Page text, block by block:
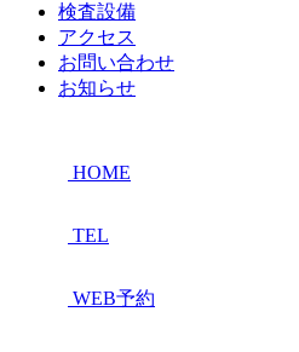
検査設備
アクセス
お問い合わせ
お知らせ
HOME
TEL
WEB予約